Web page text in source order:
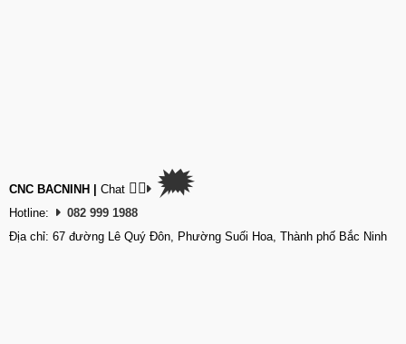
CNC BACNINH Chat 👉🏽 🗯
Hotline:
082 999 1988
Địa chỉ: 67 đường Lê Quý Đôn, Phường Suối Hoa, Thành phố Bắc Ninh